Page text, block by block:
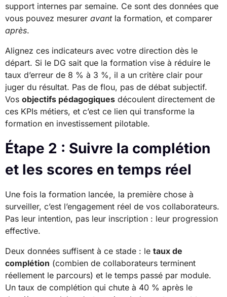
support internes par semaine. Ce sont des données que
vous pouvez mesurer avantla formation, et comparer
après.
Alignez ces indicateurs avec votre direction dès le
départ. Si le DG sait que la formation vise à réduire le
taux d’erreur de 8 % à 3 %, il a un critère clair pour
juger du résultat. Pas de flou, pas de débat subjectif.
Vos objectifs pédagogiques découlent directement de
ces KPIs métiers, et c’est ce lien qui transforme la
formation en investissement pilotable.
Étape 2 : Suivre la complétion
et les scores en temps réel
Une fois la formation lancée, la première chose à
surveiller, c’est l’engagement réel de vos collaborateurs.
Pas leur intention, pas leur inscription : leur progression
effective.
Deux données suffisent à ce stade : le taux de
complétion (combien de collaborateurs terminent
réellement le parcours) et le temps passé par module.
Un taux de complétion qui chute à 40 % après le